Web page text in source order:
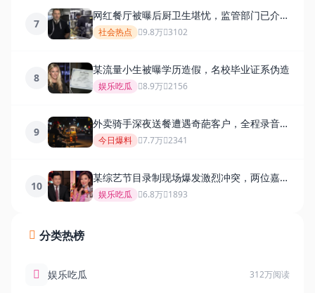
7
网红餐厅被曝后厨卫生堪忧，监管部门已介入
调查
社会热点 9.8万 3102
8
某流量小生被曝学历造假，名校毕业证系伪造
娱乐吃瓜 8.9万 2156
9
外卖骑手深夜送餐遭遇奇葩客户，全程录音曝
光今日爆料 7.7万 2341
10
某综艺节目录制现场爆发激烈冲突，两位嘉宾
当场翻脸
娱乐吃瓜 6.8万 1893
分类热榜
娱乐吃瓜 312万阅读